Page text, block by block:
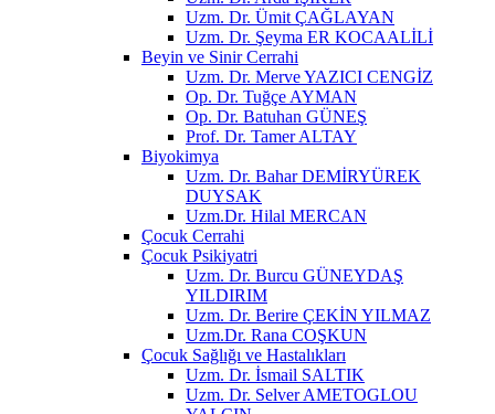
Uzm. Dr. Ümit ÇAĞLAYAN
Uzm. Dr. Şeyma ER KOCAALİLİ
Beyin ve Sinir Cerrahi
Uzm. Dr. Merve YAZICI CENGİZ
Op. Dr. Tuğçe AYMAN
Op. Dr. Batuhan GÜNEŞ
Prof. Dr. Tamer ALTAY
Biyokimya
Uzm. Dr. Bahar DEMİRYÜREK
DUYSAK
Uzm.Dr. Hilal MERCAN
Çocuk Cerrahi
Çocuk Psikiyatri
Uzm. Dr. Burcu GÜNEYDAŞ
YILDIRIM
Uzm. Dr. Berire ÇEKİN YILMAZ
Uzm.Dr. Rana COŞKUN
Çocuk Sağlığı ve Hastalıkları
Uzm. Dr. İsmail SALTIK
Uzm. Dr. Selver AMETOGLOU